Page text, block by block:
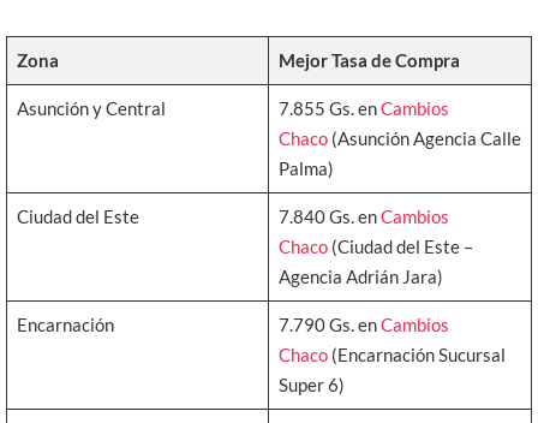
Zona Mejor Tasa de Compra
Asunción y Central 7.855 Gs. enCambios
Chaco(Asunción Agencia Calle
Palma)
Ciudad del Este 7.840 Gs. enCambios
Chaco(Ciudad del Este –
Agencia Adrián Jara)
Encarnación 7.790 Gs. enCambios
Chaco(Encarnación Sucursal
Super 6)